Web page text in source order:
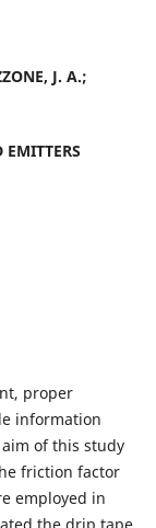
J. A.;
proper
information
of this study
friction factor
employed in
the drip tape